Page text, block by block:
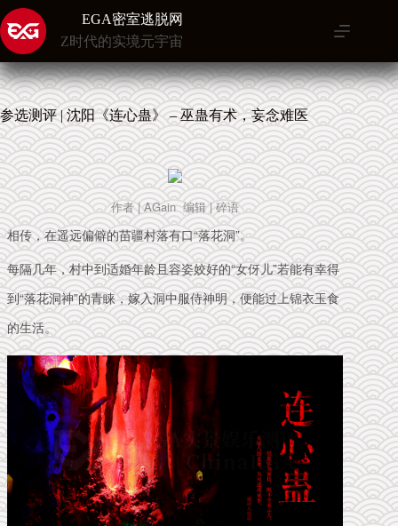
跳
至
内
容
EGA密室逃脱网
Z时代的实境元宇宙
参选测评 | 沈阳《连心蛊》 – 巫蛊有术，妄念难医
作者 | AGain编辑| 碎语
相传，在遥远偏僻的苗疆村落有口“落花洞”。
每隔几年，村中到适婚年龄且容姿姣好的“女伢儿”若能有幸得
到“落花洞神”的青睐，嫁入洞中服侍神明，便能过上锦衣玉食
的生活。